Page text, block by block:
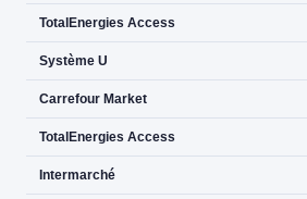
TotalEnergies Access
Système U
Carrefour Market
TotalEnergies Access
Intermarché